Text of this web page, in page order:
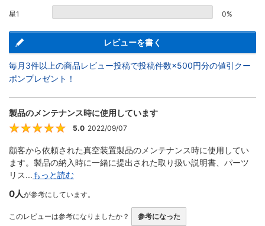
星1 0%
レビューを書く
毎月3件以上の商品レビュー投稿で投稿件数×500円分の値引クー
ポンプレゼント！
製品のメンテナンス時に使用しています
5
5.0 2022/09/07
顧客から依頼された真空装置製品のメンテナンス時に使用してい
ます。製品の納入時に一緒に提出された取り扱い説明書、パーツ
リス...もっと読む
0人が参考にしています。
このレビューは参考になりましたか？ 参考になった